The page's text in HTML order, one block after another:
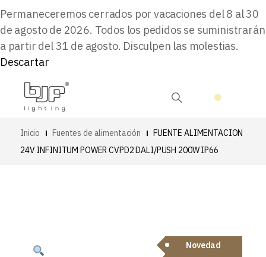
Permaneceremos cerrados por vacaciones del 8 al 30
de agosto de 2026. Todos los pedidos se suministrarán
a partir del 31 de agosto. Disculpen las molestias.
Descartar
Inicio Fuentes de alimentación
FUENTE ALIMENTACION
24V INFINITUM POWER CVPD2 DALI/PUSH 200W IP66
Novedad